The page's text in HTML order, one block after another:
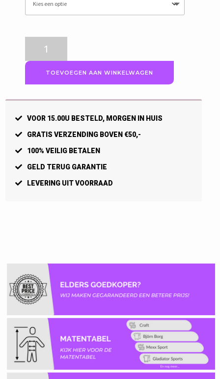
fietsbroek
Heren,
Bike
SubZ
aantal
TOEVOEGEN AAN WINKELWAGEN
VOOR 15.00U BESTELD, MORGEN IN HUIS
GRATIS VERZENDING BOVEN €50,-
100% VEILIG BETALEN
GELD TERUG GARANTIE
LEVERING UIT VOORRAAD